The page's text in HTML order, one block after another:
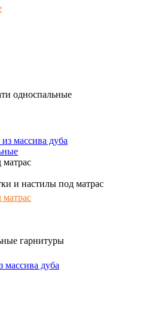
односпальные
массива дуба
и настилы под матрас
гарнитуры
массива дуба